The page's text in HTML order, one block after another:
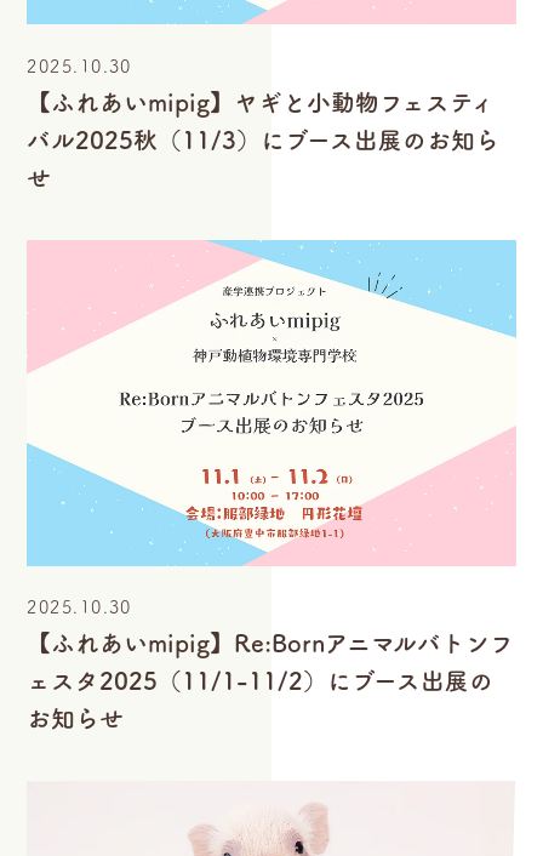
2025.10.30
【ふれあいmipig】ヤギと小動物フェスティ
バル2025秋（11/3）にブース出展のお知ら
せ
2025.10.30
【ふれあいmipig】Re:Bornアニマルバトンフ
ェスタ2025（11/1-11/2）にブース出展の
お知らせ